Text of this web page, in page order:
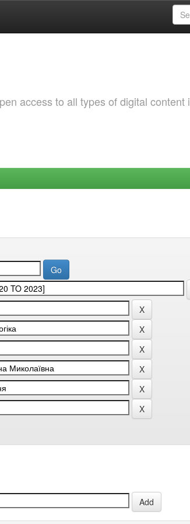
access to all types of digital content